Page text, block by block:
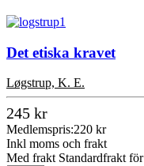
Det etiska kravet
Løgstrup, K. E.
245 kr
Medlemspris:220 kr
Inkl moms och frakt
Med frakt Standardfrakt